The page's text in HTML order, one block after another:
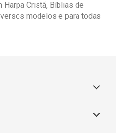
Harpa Cristã, Bíblias de
modelos e para todas